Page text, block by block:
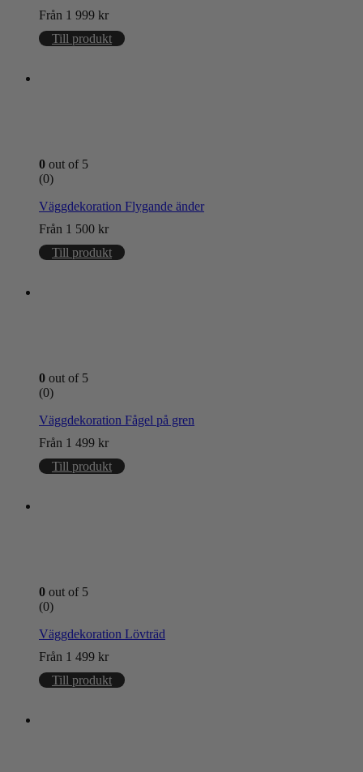
Från 1 999 kr
Till produkt
0 out of 5
(0)
Väggdekoration Flygande änder
Från 1 500 kr
Till produkt
0 out of 5
(0)
Väggdekoration Fågel på gren
Från 1 499 kr
Till produkt
0 out of 5
(0)
Väggdekoration Lövträd
Från 1 499 kr
Till produkt